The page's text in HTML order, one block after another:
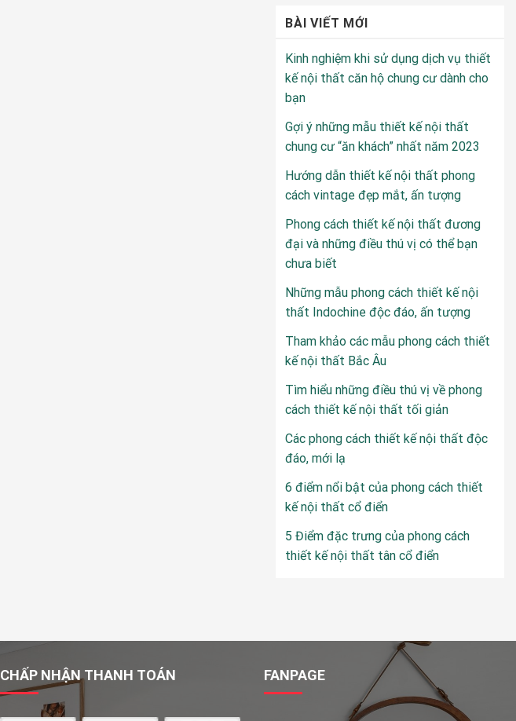
BÀI VIẾT MỚI
Kinh nghiệm khi sử dụng dịch vụ thiết
kế nội thất căn hộ chung cư dành cho
bạn
Gợi ý những mẫu thiết kế nội thất
chung cư “ăn khách” nhất năm 2023
Hướng dẫn thiết kế nội thất phong
cách vintage đẹp mắt, ấn tượng
Phong cách thiết kế nội thất đương
đại và những điều thú vị có thể bạn
chưa biết
Những mẫu phong cách thiết kế nội
thất Indochine độc đáo, ấn tượng
Tham khảo các mẫu phong cách thiết
kế nội thất Bắc Âu
Tìm hiểu những điều thú vị về phong
cách thiết kế nội thất tối giản
Các phong cách thiết kế nội thất độc
đáo, mới lạ
6 điểm nổi bật của phong cách thiết
kế nội thất cổ điển
5 Điểm đặc trưng của phong cách
thiết kế nội thất tân cổ điển
CHẤP NHẬN THANH TOÁN FANPAGE